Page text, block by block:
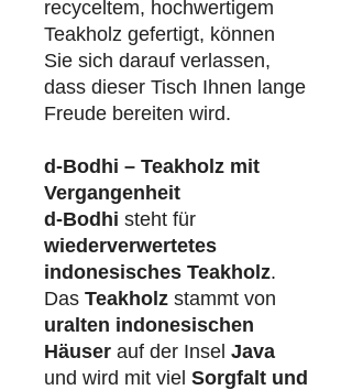
recyceltem, hochwertigem
Teakholz gefertigt, können
Sie sich darauf verlassen,
dass dieser Tisch Ihnen lange
Freude bereiten wird.
d-Bodhi – Teakholz mit
Vergangenheit
d-Bodhi steht für
wiederverwertetes
indonesisches Teakholz.
Das Teakholz stammt von
uralten indonesischen
Häuser auf der Insel Java
und wird mit viel Sorgfalt und